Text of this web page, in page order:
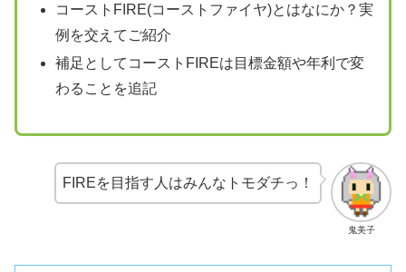
コーストFIRE(コーストファイヤ)とはなにか？実
例を交えてご紹介
補足としてコーストFIREは目標金額や年利で変
わることを追記
鬼美子
FIREを目指す人はみんなトモダチっ！